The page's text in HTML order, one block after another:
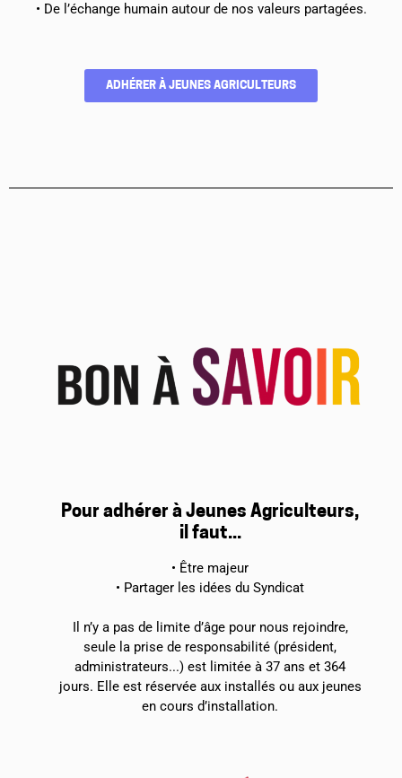
• De l’échange humain autour de nos valeurs partagées.
ADHÉRER À JEUNES AGRICULTEURS
Pour adhérer à Jeunes Agriculteurs,
il faut...
• Être majeur
• Partager les idées du Syndicat
Il n’y a pas de limite d’âge pour nous rejoindre,
seule la prise de responsabilité (président,
administrateurs...) est limitée à 37 ans et 364
jours. Elle est réservée aux installés ou aux jeunes
en cours d’installation.